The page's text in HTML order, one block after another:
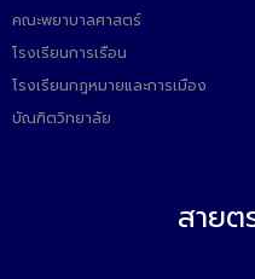
คณะพยาบาลศาสตร์
โรงเรียนการเรือน
โรงเรียนกฎหมายและการเมือง
บัณฑิตวิทยาลัย
สาย